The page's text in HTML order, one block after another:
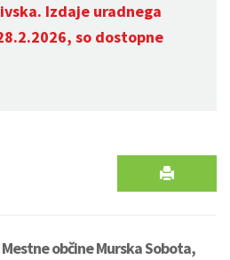
Izdaje uradnega
so dostopne
občine Murska Sobota,